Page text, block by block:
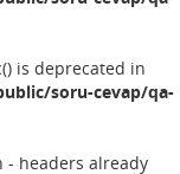
is deprecated in
soru-cevap/qa-
- headers already